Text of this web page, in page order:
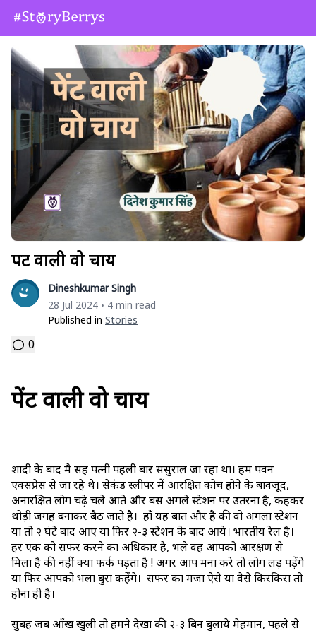
पेंट वाली वो चाय
Dineshkumar Singh
28 Jul 2024 • 4 min read
Published in Stories
0
पेंट वाली वो चाय
शादी के बाद मै सह पत्नी पहली बार ससुराल जा रहा था। हम पवन
एक्सप्रेस से जा रहे थे। सेकंड स्लीपर में आरक्षित कोच होने के बावजूद,
अनारक्षित लोग चढ़े चले आते और बस अगले स्टेशन पर उतरना है, कहकर
थोड़ी जगह बनाकर बैठ जाते है। हाँ यह बात और है की वो अगला स्टेशन
या तो २ घंटे बाद आए या फिर २-३ स्टेशन के बाद आये। भारतीय रेल है।
हर एक को सफर करने का अधिकार है, भले वह आपको आरक्षण से
मिला है की नहीं क्या फर्क पड़ता है ! अगर आप मना करे तो लोग लड़ पड़ेंगे
या फिर आपको भला बुरा कहेंगे। सफर का मजा ऐसे या वैसे किरकिरा तो
होना ही है।
सुबह जब आँख खुली तो हमने देखा की २-३ बिन बुलाये मेहमान, पहले से